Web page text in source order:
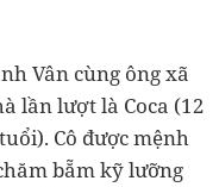
Vân cùng ông xã
lần lượt là Coca (12
Cô được mệnh
bẵm kỹ lưỡng